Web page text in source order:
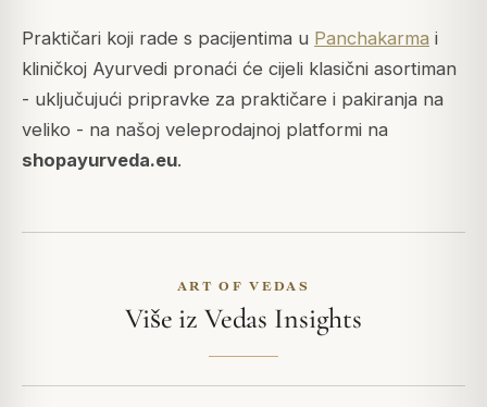
Praktičari koji rade s pacijentima u Panchakarma i
kliničkoj Ayurvedi pronaći će cijeli klasični asortiman
- uključujući pripravke za praktičare i pakiranja na
veliko - na našoj veleprodajnoj platformi na
shopayurveda.eu.
ART OF VEDAS
Više iz Vedas Insights